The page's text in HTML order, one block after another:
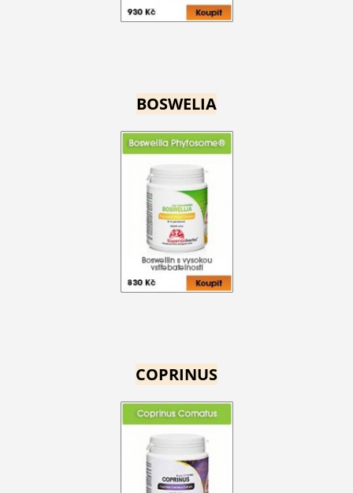
BOSWELIA
COPRINUS